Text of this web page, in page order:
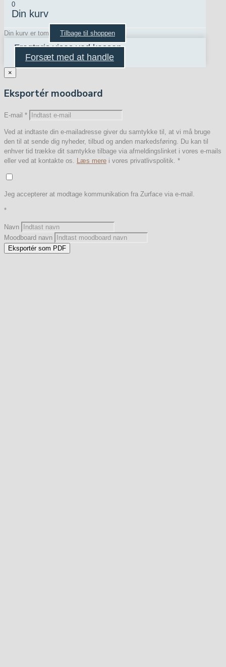
0
Din kurv
Din kurv er tom Tilbage til shoppen
Fragtpris vises ved kassen
Forsæt med at handle
×
Eksportér moodboard
E-mail *
Ved at indtaste din e-mailadresse giver du samtykke til, at vi må bruge
den til at sende dig nyheder, tilbud og anden markedsføring. Du kan til
enhver tid trække dit samtykke tilbage via afmeldingslinket i vores e-mails
eller ved at kontakte os.
Læs mere i vores privatlivspolitik. *
Jeg accepterer at modtage kommunikation fra Zurface via e-mail.
*
Navn
Moodboard navn
Eksportér som PDF